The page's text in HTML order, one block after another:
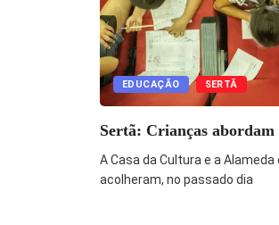
EDUCAÇÃO SERTÃ
Sertã: Crianças
A Casa da Cultura e a Alameda
acolheram, no passado dia